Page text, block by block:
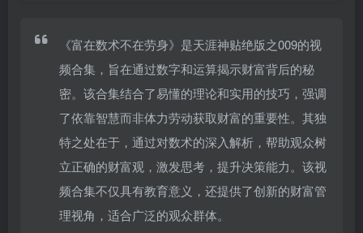
《富在数术不在劳身》是天涯神贴绝版之009的视
频合集，旨在通过数字和运算揭示财富背后的秘
密。该合集结合了易懂的理论和实用的技巧，强调
了依靠智慧而非体力劳动获取财富的重要性。其独
特之处在于，通过对数术的深入解析，帮助观众树
立正确的财富观，激发思考，提升决策能力。该视
频合集不仅具有教育意义，还提供了创新的财富管
理视角，适合广泛的观众群体。